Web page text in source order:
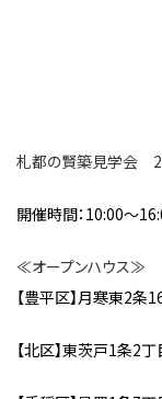
札都の賢築見学会
開催時間：10:00～
≪オープンハウス≫
【豊平区】月寒東2条
【北区】東茨戸1条2